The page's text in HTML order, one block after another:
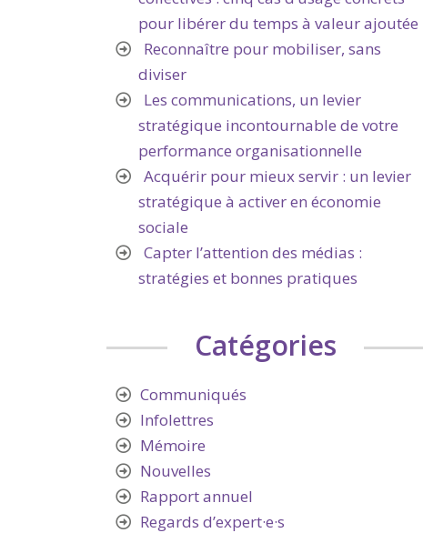
pour libérer du temps à valeur ajoutée
Reconnaître pour mobiliser, sans
diviser
Les communications, un levier
stratégique incontournable de votre
performance organisationnelle
Acquérir pour mieux servir : un levier
stratégique à activer en économie
sociale
Capter l’attention des médias :
stratégies et bonnes pratiques
Catégories
Communiqués
Infolettres
Mémoire
Nouvelles
Rapport annuel
Regards d’expert·e·s